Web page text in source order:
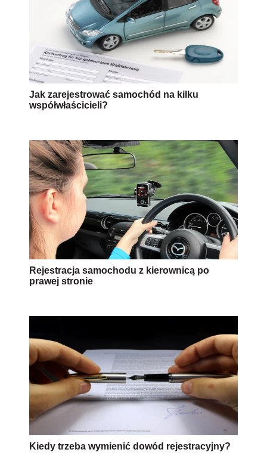
Jak zarejestrować samochód na kilku
współwłaścicieli?
Rejestracja samochodu z kierownicą po
prawej stronie
Kiedy trzeba wymienić dowód rejestracyjny?